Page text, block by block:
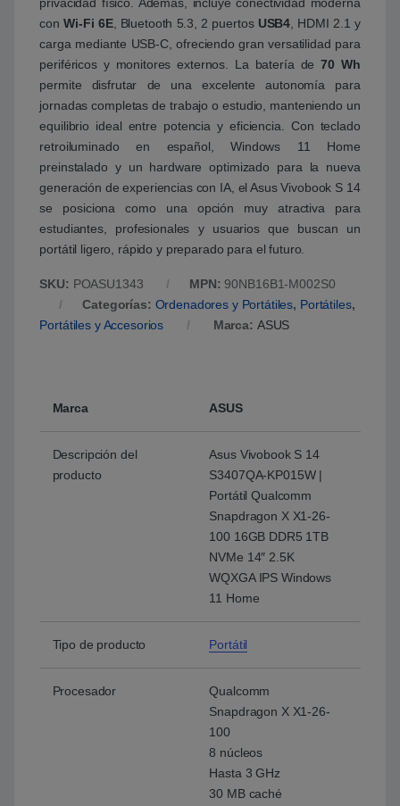
conWi-Fi 6E, Bluetooth 5.3, 2 puertos USB4 , HDMI 2.1 y
carga mediante USB-C, ofreciendo gran versatilidad para
periféricos y monitores externos. La batería de70 Wh
permite disfrutar de una excelente autonomía para
jornadas completas de trabajo o estudio, manteniendo un
equilibrio ideal entre potencia y eficiencia. Con teclado
retroiluminado en español, Windows 11 Home
preinstalado y un hardware optimizado para la nueva
generación de experiencias con IA, el Asus Vivobook S 14
se posiciona como una opción muy atractiva para
estudiantes, profesionales y usuarios que buscan un
portátil ligero, rápido y preparado para el futuro.
SKU: POASU1343 MPN: 90NB16B1-M002S0
Categorías: Ordenadores y Portátiles, Portátiles,
Portátiles y Accesorios
Marca: ASUS
Marca ASUS
Descripción del
producto
Asus Vivobook S 14
S3407QA-KP015W |
Portátil Qualcomm
Snapdragon X X1-26-
100 16GB DDR5 1TB
NVMe 14″ 2.5K
WQXGA IPS Windows
11 Home
Tipo de producto Portátil
Procesador
Qualcomm
Snapdragon X X1-26-
100
8 núcleos
Hasta 3 GHz
30 MB caché